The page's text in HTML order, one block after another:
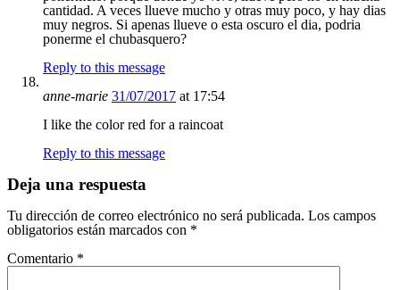
cantidad. A veces llueve mucho y otras muy poco, y hay dias
muy negros. Si apenas llueve o esta oscuro el dia, podria
ponerme el chubasquero?
Reply to this message
anne-marie 31/07/2017 at 17:54
I like the color red for a raincoat
Reply to this message
Deja una respuesta
Tu dirección de correo electrónico no será publicada. Los campos
obligatorios están marcados con *
Comentario *